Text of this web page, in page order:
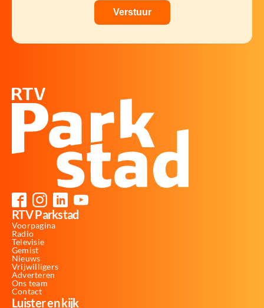
RTV Parkstad
Voorpagina
Radio
Televisie
Gemist
Nieuws
Vrijwilligers
Adverteren
Ons team
Contact
Luister en kijk